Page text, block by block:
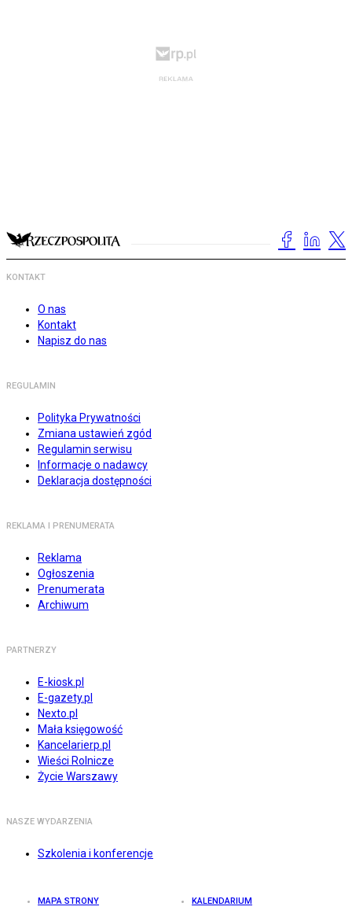
KONTAKT
O nas
Kontakt
Napisz do nas
REGULAMIN
Polityka Prywatności
Zmiana ustawień zgód
Regulamin serwisu
Informacje o nadawcy
Deklaracja dostępności
REKLAMA I PRENUMERATA
Reklama
Ogłoszenia
Prenumerata
Archiwum
PARTNERZY
E-kiosk.pl
E-gazety.pl
Nexto.pl
Mała księgowość
Kancelarierp.pl
Wieści Rolnicze
Życie Warszawy
NASZE WYDARZENIA
Szkolenia i konferencje
MAPA STRONY KALENDARIUM